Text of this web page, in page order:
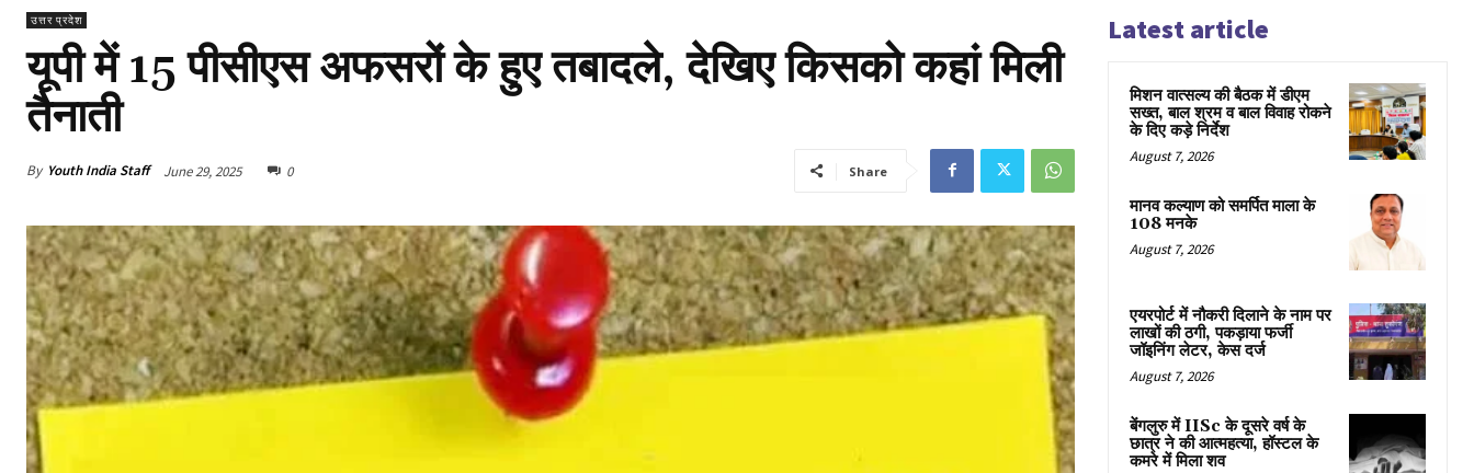
उत्तर प्रदेश
यूपी में 15 पीसीएस अफसरों के हुए तबादले, देखिए किसको कहां मिली
तैनाती
By Youth India Staff June 29, 2025 0 Share
Latest article
मिशन वात्सल्य की बैठक में डीएम
सख्त, बाल श्रम व बाल विवाह रोकने
के दिए कड़े निर्देश
August 7, 2026
मानव कल्याण को समर्पित माला के
108 मनके
August 7, 2026
एयरपोर्ट में नौकरी दिलाने के नाम पर
लाखों की ठगी, पकड़ाया फर्जी
जॉइनिंग लेटर, केस दर्ज
August 7, 2026
बेंगलुरु में IISc के दूसरे वर्ष के
छात्र ने की आत्महत्या, हॉस्टल के
कमरे में मिला शव